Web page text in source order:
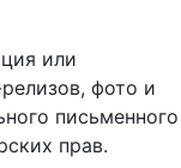
или
фото и
письменного
прав.